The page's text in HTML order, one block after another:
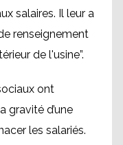
salaires. Il leur a
renseignement
de l'usine”.
ont
gravité d’une
les salariés.